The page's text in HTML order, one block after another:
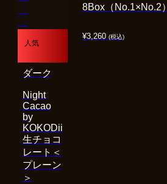
人気
Night
Cacao
by
KOKODii
生チョコ
レート＜
プレーン
＞
ダーク
¥3,260 (税込)
8Box（No.1×No.2）